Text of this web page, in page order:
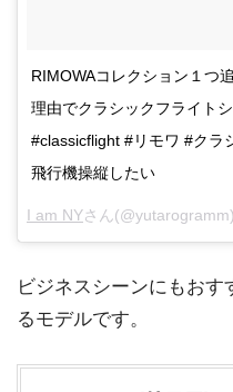
RIMOWAコレクション１つ
理由でクラシックフライト
#classicflight #リモワ #クラ
飛行機操縦したい
I am NYさん
ビジネスシーンにもお
るモデルです。